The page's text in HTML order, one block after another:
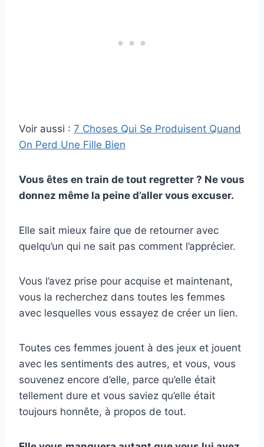
Voir aussi : 7 Choses Qui Se Produisent Quand
On Perd Une Fille Bien
Vous êtes en train de tout regretter ? Ne vous
donnez même la peine d’aller vous excuser.
Elle sait mieux faire que de retourner avec
quelqu’un qui ne sait pas comment l’apprécier.
Vous l’avez prise pour acquise et maintenant,
vous la recherchez dans toutes les femmes
avec lesquelles vous essayez de créer un lien.
Toutes ces femmes jouent à des jeux et jouent
avec les sentiments des autres, et vous, vous
souvenez encore d’elle, parce qu’elle était
tellement dure et vous saviez qu’elle était
toujours honnête, à propos de tout.